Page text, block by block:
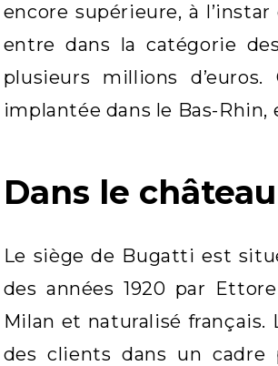
encore supérieure, à
entre dans la catégorie
plusieurs millions
implantée dans le Bas-
Dans le
Le siège de Bugatti est
des années 1920 par
Milan et naturalisé français.
des clients dans un cadre